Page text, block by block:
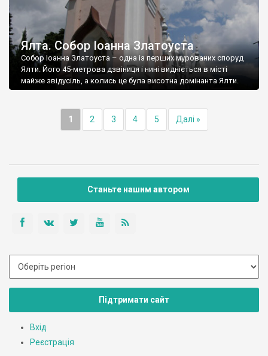
Ялта. Собор Іоанна Златоуста
Собор Іоанна Златоуста – одна із перших мурованих споруд
Ялти. Його 45-метрова дзвіниця і нині видніється в місті
майже звідусіль, а колись це була висотна домінанта Ялти.
1 2 3 4 5 Далі »
Станьте нашим автором
Підтримати сайт
Вхід
Реєстрація